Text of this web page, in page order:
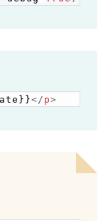
</ p>
Copy